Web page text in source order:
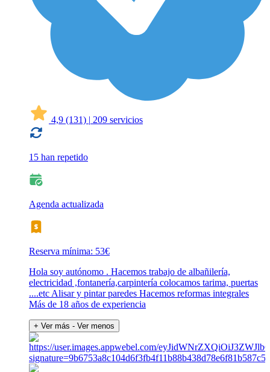
4,9 (131) | 209 servicios
15 han repetido
Agenda actualizada
Reserva mínima: 53€
Hola soy autónomo . Hacemos trabajo de albañilería,
electricidad ,fontanería,carpintería colocamos tarima, puertas
....etc Alisar y pintar paredes Hacemos reformas integrales
Más de 18 años de experiencia
+ Ver más - Ver menos